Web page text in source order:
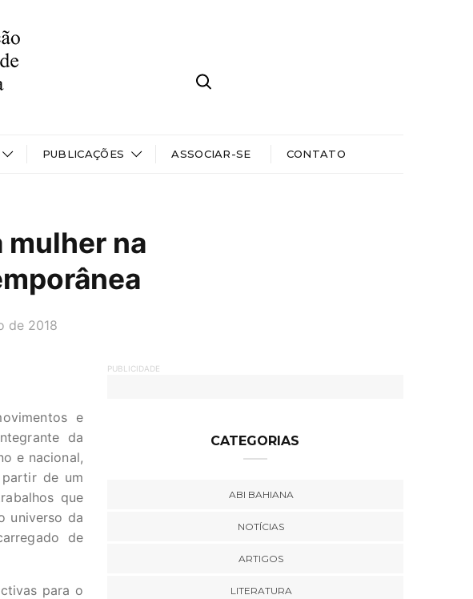
PUBLICAÇÕES ASSOCIAR-SE CONTATO
mulher na
de 2018
e
da
e nacional,
de um
que
universo da
de
para o
PUBLICIDADE
CATEGORIAS
ABI BAHIANA
NOTÍCIAS
ARTIGOS
LITERATURA